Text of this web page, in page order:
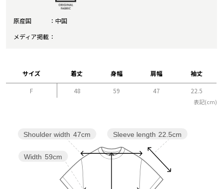
原産国
中国
メディア掲載
サイズ 着丈 身幅 肩幅 袖丈
F 48 59 47 22.5
表記(cm)
Sleeve length 22.5cm
Width 59cm
Shoulder width 47cm